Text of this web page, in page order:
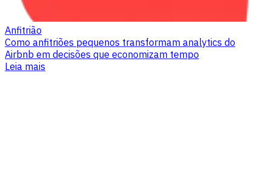
Anfitrião
Como anfitriões pequenos transformam analytics do
Airbnb em decisões que economizam tempo
Leia mais